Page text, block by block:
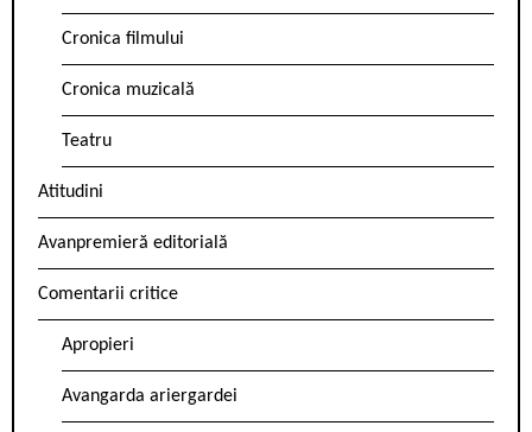
Cronica filmului
Cronica muzicală
Teatru
Atitudini
Avanpremieră editorială
Comentarii critice
Apropieri
Avangarda ariergardei